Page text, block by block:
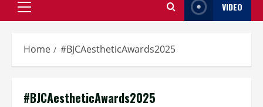
Primary
VIDEO
Home #BJCAestheticAwards2025
#BJCAestheticAwards2025